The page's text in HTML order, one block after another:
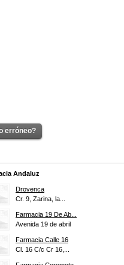
erróneo?
Andaluz
Drovenca
Cr. 9, Zarina, la...
Farmacia 19 De Ab...
Avenida 19 de abril
Farmacia Calle 16
Cl. 16 C/c Cr 16,...